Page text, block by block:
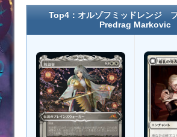
Top4：オルゾフミッドレンジ
Predrag Markovic